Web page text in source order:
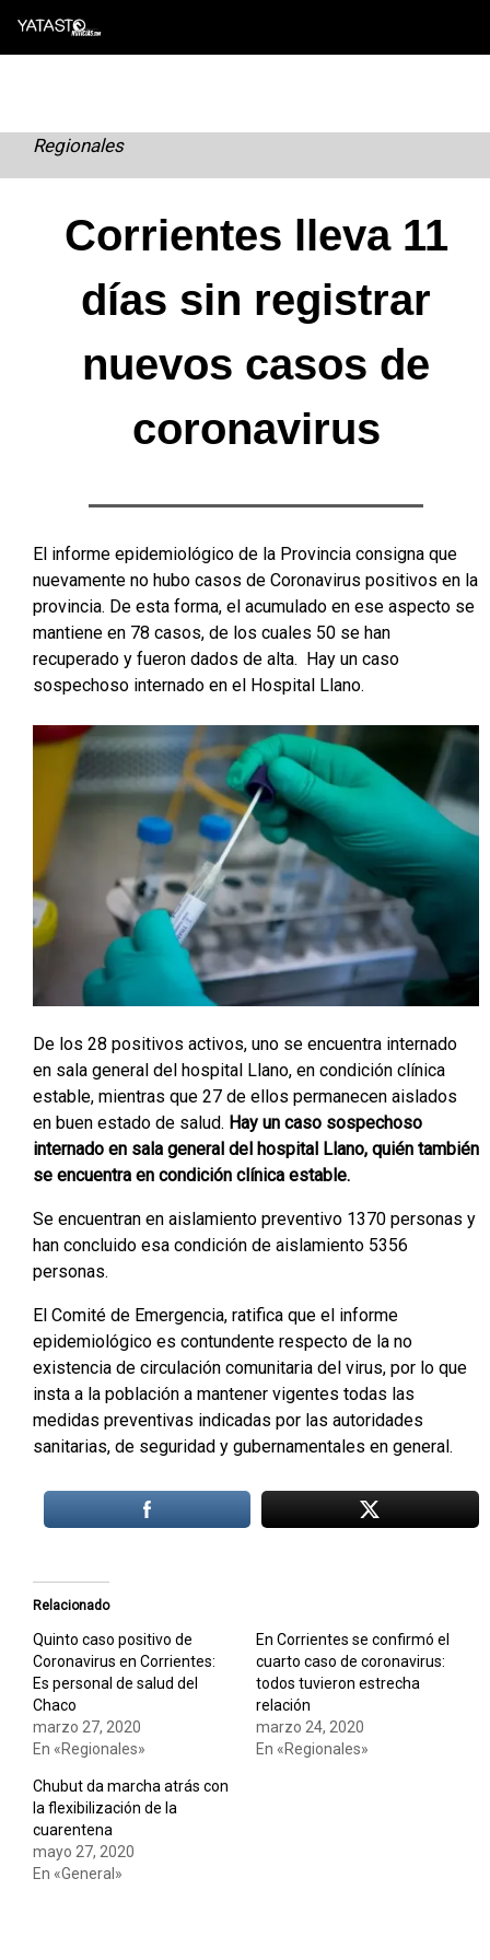
Skip
Regionales
Corrientes lleva 11
días sin registrar
nuevos casos de
coronavirus
El informe epidemiológico de la Provincia consigna que
nuevamente no hubo casos de Coronavirus positivos en la
provincia. De esta forma, el acumulado en ese aspecto se
mantiene en 78 casos, de los cuales 50 se han
recuperado y fueron dados de alta. Hay un caso
sospechoso internado en el Hospital Llano.
De los 28 positivos activos, uno se encuentra internado
en sala general del hospital Llano, en condición clínica
estable, mientras que 27 de ellos permanecen aislados
en buen estado de salud. Hay un caso sospechoso
internado en sala general del hospital Llano, quién también
se encuentra en condición clínica estable.
Se encuentran en aislamiento preventivo 1370 personas y
han concluido esa condición de aislamiento 5356
personas.
El Comité de Emergencia, ratifica que el informe
epidemiológico es contundente respecto de la no
existencia de circulación comunitaria del virus, por lo que
insta a la población a mantener vigentes todas las
medidas preventivas indicadas por las autoridades
sanitarias, de seguridad y gubernamentales en general.
Relacionado
Quinto caso positivo de
Coronavirus en Corrientes:
Es personal de salud del
Chaco
marzo 27, 2020
En «Regionales»
En Corrientes se confirmó el
cuarto caso de coronavirus:
todos tuvieron estrecha
relación
marzo 24, 2020
En «Regionales»
Chubut da marcha atrás con
la flexibilización de la
cuarentena
mayo 27, 2020
En «General»